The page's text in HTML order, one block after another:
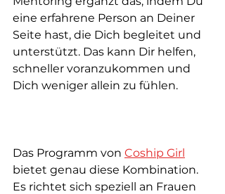
eine erfahrene Person an Deiner
Seite hast, die Dich begleitet und
unterstützt. Das kann Dir helfen,
schneller voranzukommen und
Dich weniger allein zu fühlen.
Das Programm von Coship Girl
bietet genau diese Kombination.
Es richtet sich speziell an Frauen